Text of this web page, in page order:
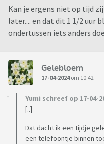
Kan je ergens niet op tijd
later.... en dat dit 1 1/2 uur
ondertussen iets anders
Gelebloem
17-04-2024om 10:42
Yumi schreef op 17-04-
[..]
Dat dacht ik een tijdje
een telefoontje binnen